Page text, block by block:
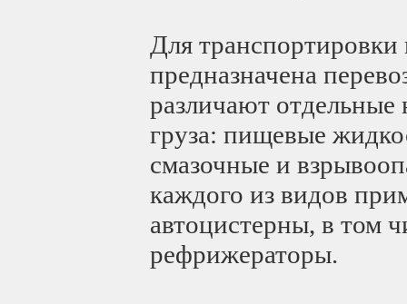
Для
предназначена
различают отдельные
груза: пищевые
смазочные и
каждого из видов
автоцистерны, в том
рефрижераторы.